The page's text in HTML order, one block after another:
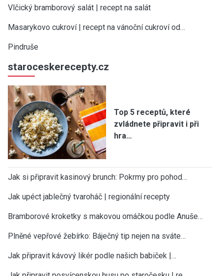
Vlčický bramborový salát | recept na salát
Masarykovo cukroví | recept na vánoční cukroví od…
Pindruše
staroceskerecepty.cz
Top 5 receptů, které
zvládnete připravit i při
hra…
Jak si připravit kasinový brunch: Pokrmy pro pohod…
Jak upéct jablečný tvaroháč | regionální recepty
Bramborové kroketky s makovou omáčkou podle Anuše…
Plněné vepřové žebírko: Báječný tip nejen na sváte…
Jak připravit kávový likér podle našich babiček |…